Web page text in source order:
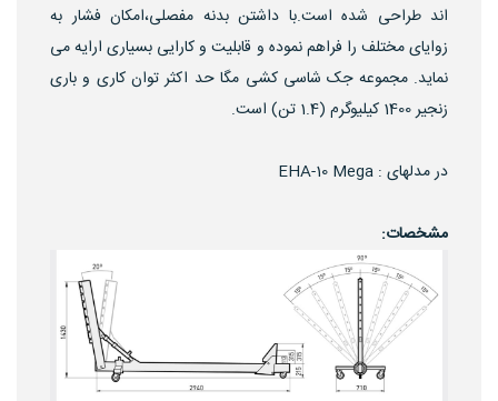
اند طراحی شده است.با داشتن بدنه مفصلی،امکان فشار به
زوایای مختلف را فراهم نموده و قابلیت و کارایی بسیاری ارایه می
نماید. مجموعه جک شاسی کشی مگا حد اکثر توان کاری و باری
زنجیر 1400 کیلیوگرم (1.4 تن) است.
در مدلهای : EHA-10 Mega
مشخصات: